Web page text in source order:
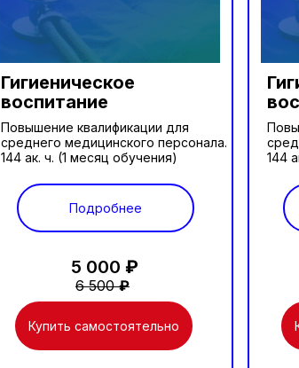
Гигиеническое
воспитание
Повышение квалификации для
среднего медицинского персонала.
144 ак. ч. (1 месяц обучения)
Купить самостоятельно
5 000 ₽
6 500₽
Подробнее
144